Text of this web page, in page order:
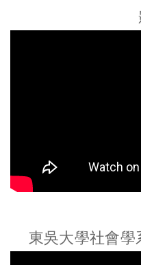
東吳大學社會